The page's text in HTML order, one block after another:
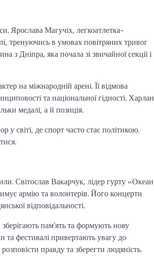
Ярослава Магучіх, легкоатлетка-
тренуючись в умовах повітряних тривог
з Дніпра, яка почала зі звичайної секції і
на міжнародній арені. Її відмова
та національної гідності. Харлан
медалі, а й позиція.
світі, де спорт часто стає політикою.
Світослав Вакарчук, лідер гурту «Океан
армію та волонтерів. Його концерти
відповідальності.
пам’ять та формують нову
та фестивалі привертають увагу до
правду та зберегти людяність.